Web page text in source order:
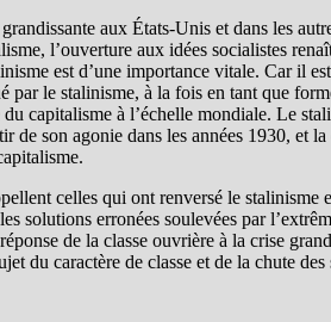
aux États-Unis et dans les
l’ouverture aux idées socialistes
est d’une importance vitale. Car il
par le stalinisme, à la fois en tant que
capitalisme à l’échelle mondiale. Le
de son agonie dans les années 1930, et
celles qui ont renversé le stalinisme
solutions erronées soulevées par
de la classe ouvrière à la crise
du caractère de classe et de la chute